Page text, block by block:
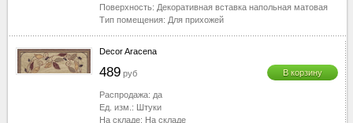
Поверхность: Декоративная вставка напольная матовая
Тип помещения: Для прихожей
Decor Aracena
489 руб В корзину
Распродажа: да
Ед. изм.: Штуки
На складе: На складе